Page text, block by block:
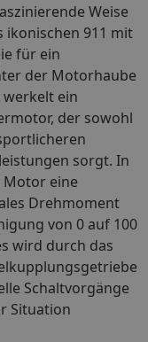
Weise
ikonischen 911 mit
für ein
der Motorhaube
werkelt ein
der sowohl
sorgt. In
eine
Drehmoment
von 0 auf 100
wird durch das
Schaltvorgänge
Situation